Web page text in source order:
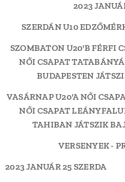
2023
SZERDÁN U10
SZOMBATON U20'B FÉRFI
NŐI CSAPAT
BUDAPESTEN
VASÁRNAP U20'A NŐI
NŐI CSAPAT
TAHIBAN JÁTSZIK
VERSENYEK -
2023 JANUÁR 25 SZERDA